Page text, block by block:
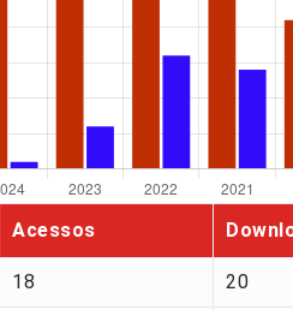
Acessos
18 20